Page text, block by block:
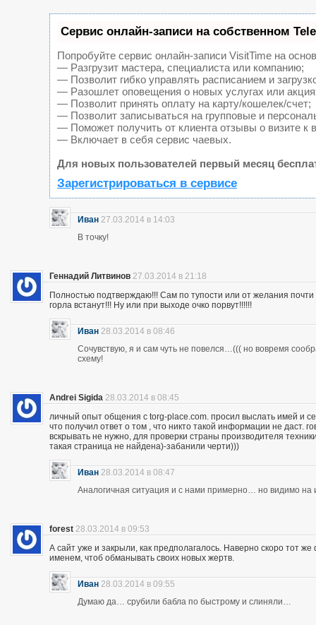
Сервис онлайн-записи на собственном
Попробуйте сервис онлайн-записи VisitTime на
— Разгрузит мастера, специалиста или компанию;
— Позволит гибко управлять расписанием и
— Разошлет оповещения о новых услугах или
— Позволит принять оплату на карту/кошелек/счет;
— Позволит записываться на групповые и
— Поможет получить от клиента отзывы о визите к
— Включает в себя сервис чаевых.
Для новых пользователей первый месяц
Зарегистрироваться в сервисе
Иван 27.03.2014 в 14:03
В точку!
Геннадий Литвинов 27.03.2014 в 21:18
Полностью подтверждаю!!! Сам по тупости или от желания
горла встанут!!! Ну или при выходе очко порвут!!!!!!
Иван 28.03.2014 в 08:46
Сочувствую, я и сам чуть не повелся…((( но вовремя
схему!
Andrei Sigida 28.03.2014 в 08:45
личный опыт общения с torg-place.com. просил выслать имей и
что получил ответ о том , что никто такой информации не
вскрывать не нужно, для проверки страны производителя
такая страница не найдена)-забанили черти)))
Иван 28.03.2014 в 08:47
Аналогичная ситуация и с нами примерно… но видимо на
forest 28.03.2014 в 09:53
А сайт уже и закрыли, как предполагалось. Наверно скоро тот
именем, чтоб обманывать своих новых жертв.
Иван 28.03.2014 в 09:55
Думаю да… срубили бабла по быстрому и слиняли…